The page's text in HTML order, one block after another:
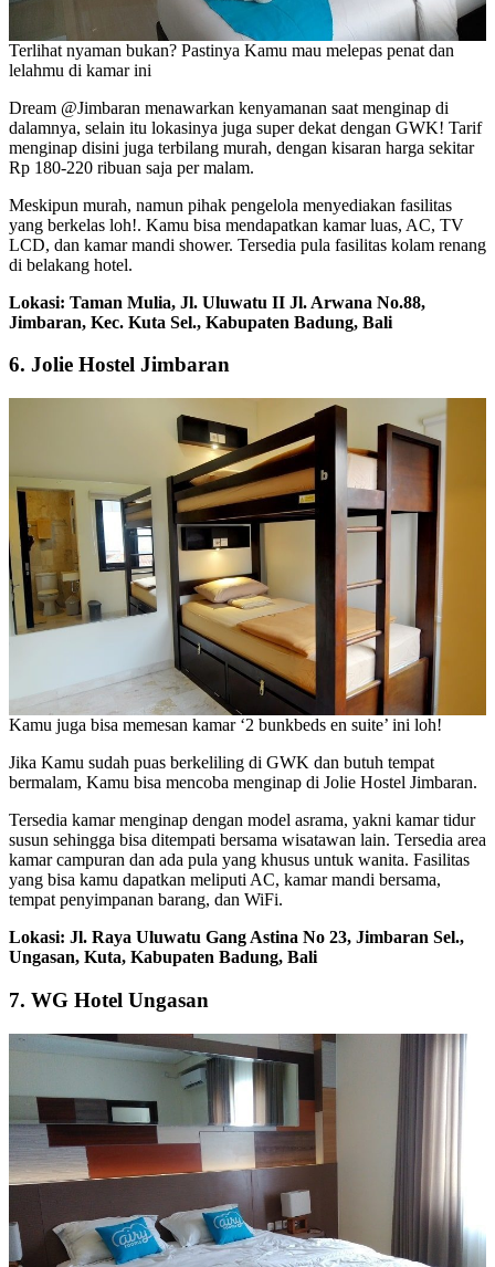
Terlihat nyaman bukan? Pastinya Kamu mau melepas penat dan
lelahmu di kamar ini
Dream @Jimbaran menawarkan kenyamanan saat menginap di
dalamnya, selain itu lokasinya juga super dekat dengan GWK! Tarif
menginap disini juga terbilang murah, dengan kisaran harga sekitar
Rp 180-220 ribuan saja per malam.
Meskipun murah, namun pihak pengelola menyediakan fasilitas
yang berkelas loh!. Kamu bisa mendapatkan kamar luas, AC, TV
LCD, dan kamar mandi shower. Tersedia pula fasilitas kolam renang
di belakang hotel.
Lokasi: Taman Mulia, Jl. Uluwatu II Jl. Arwana No.88,
Jimbaran, Kec. Kuta Sel., Kabupaten Badung, Bali
6. Jolie Hostel Jimbaran
Kamu juga bisa memesan kamar ‘2 bunkbeds en suite’ ini loh!
Jika Kamu sudah puas berkeliling di GWK dan butuh tempat
bermalam, Kamu bisa mencoba menginap di Jolie Hostel Jimbaran.
Tersedia kamar menginap dengan model asrama, yakni kamar tidur
susun sehingga bisa ditempati bersama wisatawan lain. Tersedia area
kamar campuran dan ada pula yang khusus untuk wanita. Fasilitas
yang bisa kamu dapatkan meliputi AC, kamar mandi bersama,
tempat penyimpanan barang, dan WiFi.
Lokasi: Jl. Raya Uluwatu Gang Astina No 23, Jimbaran Sel.,
Ungasan, Kuta, Kabupaten Badung, Bali
7. WG Hotel Ungasan